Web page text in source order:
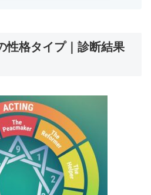
性格タイプ｜診断結果